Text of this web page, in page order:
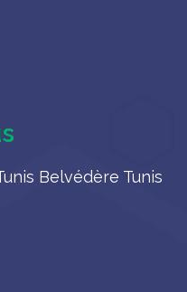
Belvédère Tunis